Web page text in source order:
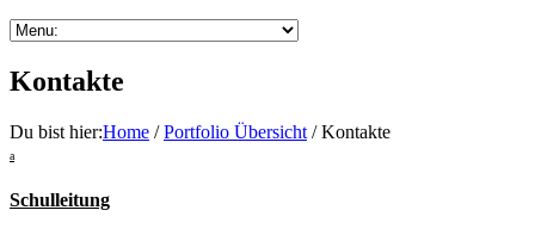
Kontakte
Du bist hier:Home /Portfolio Übersicht / Kontakte
a
Schulleitung